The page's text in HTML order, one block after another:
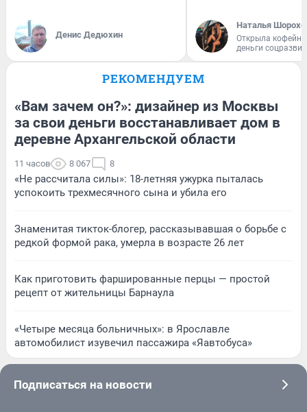
Денис Дедюхин
Наталья
Открыла
деньги
РЕКОМЕНДУЕМ
«Вам зачем он?»: дизайнер из Москвы
за свои деньги восстанавливает дом в
деревне Архангельской области
11 часов 8 067 8
«Не рассчитала силы»: 18-летняя ужурка пыталась
успокоить трехмесячного сына и убила его
Знаменитая тикток-блогер, рассказывавшая о борьбе с
редкой формой рака, умерла в возрасте 26 лет
Как приготовить фаршированные перцы — простой
рецепт от жительницы Барнаула
«Четыре месяца больничных»: в Ярославле
автомобилист изувечил пассажира «Яавтобуса»
Подписаться на новости